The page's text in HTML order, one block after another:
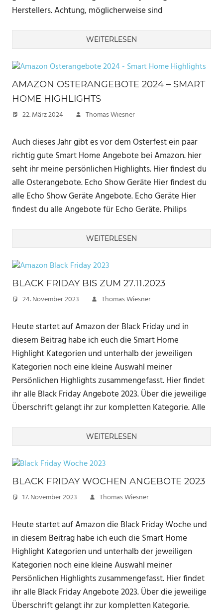
Herstellers. Achtung, möglicherweise sind
WEITERLESEN
AMAZON OSTERANGEBOTE 2024 – SMART
HOME HIGHLIGHTS
22. März 2024 Thomas Wiesner
Auch dieses Jahr gibt es vor dem Osterfest ein paar
richtig gute Smart Home Angebote bei Amazon. hier
seht ihr meine persönlichen Highlights. Hier findest du
alle Osterangebote. Echo Show Geräte Hier findest du
alle Echo Show Geräte Angebote. Echo Geräte Hier
findest du alle Angebote für Echo Geräte. Philips
WEITERLESEN
BLACK FRIDAY BIS ZUM 27.11.2023
24. November 2023 Thomas Wiesner
Heute startet auf Amazon der Black Friday und in
diesem Beitrag habe ich euch die Smart Home
Highlight Kategorien und unterhalb der jeweiligen
Kategorien noch eine kleine Auswahl meiner
Persönlichen Highlights zusammengefasst. Hier findet
ihr alle Black Friday Angebote 2023. Über die jeweilige
Überschrift gelangt ihr zur kompletten Kategorie. Alle
WEITERLESEN
BLACK FRIDAY WOCHEN ANGEBOTE 2023
17. November 2023 Thomas Wiesner
Heute startet auf Amazon die Black Friday Woche und
in diesem Beitrag habe ich euch die Smart Home
Highlight Kategorien und unterhalb der jeweiligen
Kategorien noch eine kleine Auswahl meiner
Persönlichen Highlights zusammengefasst. Hier findet
ihr alle Black Friday Angebote 2023. Über die jeweilige
Überschrift gelangt ihr zur kompletten Kategorie.